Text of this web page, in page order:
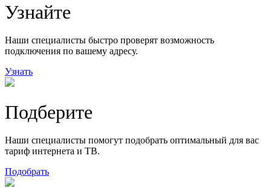
29
Узнайте
Наши специалисты быстро проверят возможность
подключения по вашему адресу.
Узнать
Подберите
Наши специалисты помогут подобрать оптимальный для вас
тариф интернета и ТВ.
Подобрать